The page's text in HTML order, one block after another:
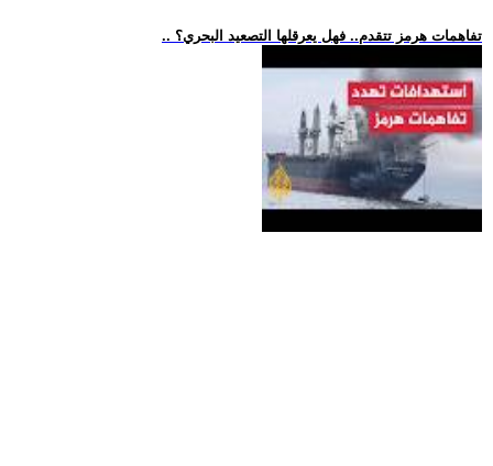
.. تفاهمات هرمز تتقدم.. فهل يعرقلها التصعيد البحري؟